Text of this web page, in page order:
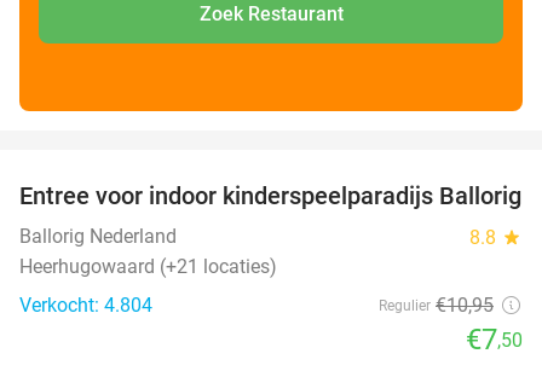
Zoek Restaurant
32%
Entree voor indoor kinderspeelparadijs Ballorig
Ballorig Nederland 8.8 star
Heerhugowaard (+21 locaties)
Verkocht: 4.804
Regulier €10,95
€7,50